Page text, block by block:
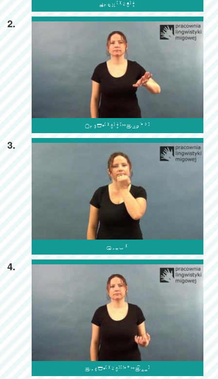

2.

3.

4.
